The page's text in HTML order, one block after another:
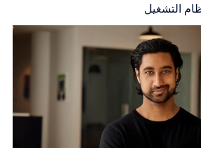
التشغيل